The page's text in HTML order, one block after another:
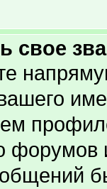
свое
форумов